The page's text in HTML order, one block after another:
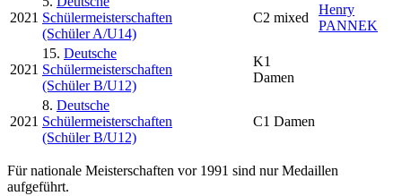
2021 Schülermeisterschaften
(Schüler A/U14)
C2 mixed
Henry
PANNEK
2021
15. Deutsche
Schülermeisterschaften
(Schüler B/U12)
K1
Damen
2021
8. Deutsche
Schülermeisterschaften
(Schüler B/U12)
C1 Damen
Für nationale Meisterschaften vor 1991 sind nur Medaillen
aufgeführt.